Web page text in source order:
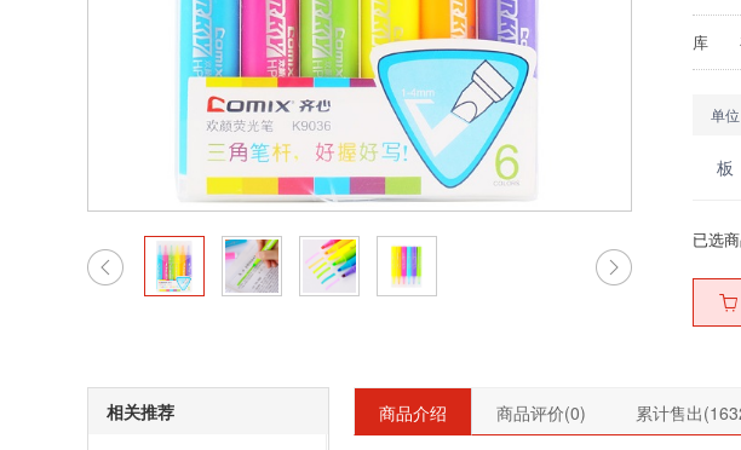
库
单位
板
已选商
相关推荐 商品介绍 商品评价(0) 累计售出(